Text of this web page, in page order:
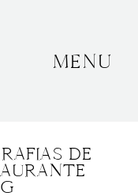
MENU
DE